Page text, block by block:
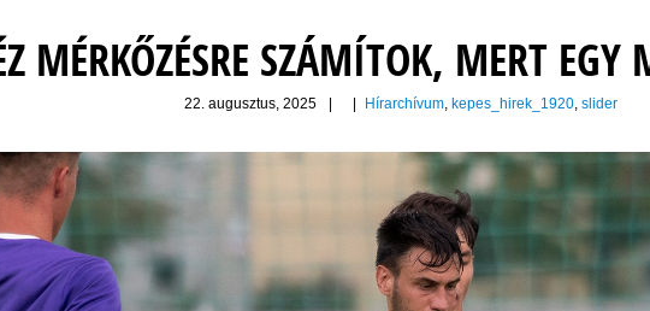
MÉRKŐZÉSRE SZÁMÍTOK, MERT EGY
22. augusztus, 2025 Hírarchívum, kepes_hirek_1920, slider